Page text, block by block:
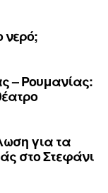
νερό;
– Ρουμανίας:
για τα
στο Στεφάνι